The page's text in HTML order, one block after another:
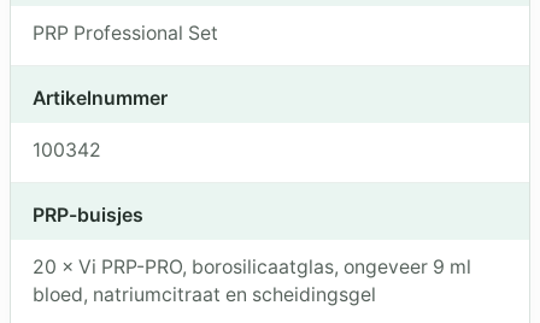
PRP Professional Set
Artikelnummer
100342
PRP-buisjes
20 × Vi PRP-PRO, borosilicaatglas, ongeveer 9 ml
bloed, natriumcitraat en scheidingsgel